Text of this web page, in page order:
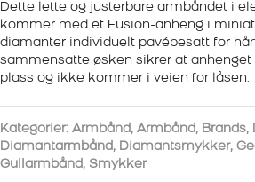
Dette lette og justerbare armbåndet i
kommer med et Fusion-anheng i
diamanter individuelt pavébesatt for
sammensatte øsken sikrer at anhenget
plass og ikke kommer i veien for låsen.
Kategorier: Armbånd, Armbånd, Brands,
Diamantarmbånd, Diamantsmykker,
Gullarmbånd, Smykker